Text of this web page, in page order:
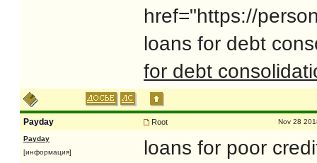
href="https://
loans for debt
for debt
Payday Root Nov 28
Payday
[информация]
loans for poor